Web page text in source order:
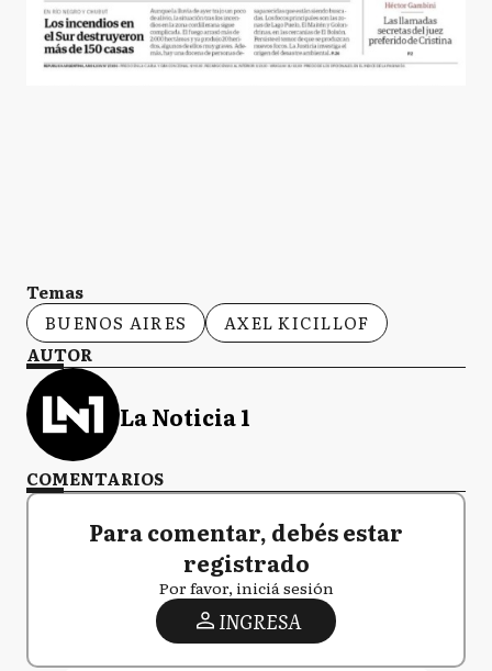
Temas
BUENOS AIRES
AXEL KICILLOF
AUTOR
La Noticia 1
COMENTARIOS
Para comentar, debés estar
registrado
Por favor, iniciá sesión
INGRESA